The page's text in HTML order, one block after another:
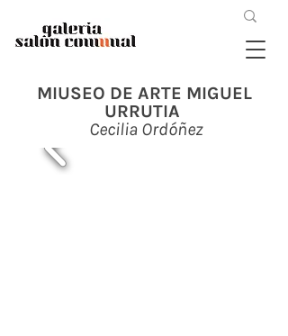
MIUSEO DE ARTE MIGUEL
URRUTIA
Cecilia Ordóñez